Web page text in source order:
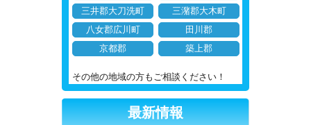
三井郡大刀洗町
三潴郡大木町
八女郡広川町
田川郡
京都郡
築上郡
その他の地域の方もご相談ください！
最新情報